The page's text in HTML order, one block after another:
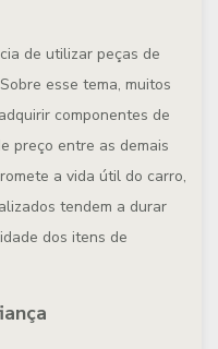
de utilizar peças de
esse tema, muitos
componentes de
preço entre as demais
a vida útil do carro,
tendem a durar
dos itens de